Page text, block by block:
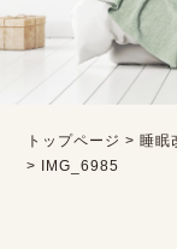
トップページ > 睡眠
>
IMG_6985